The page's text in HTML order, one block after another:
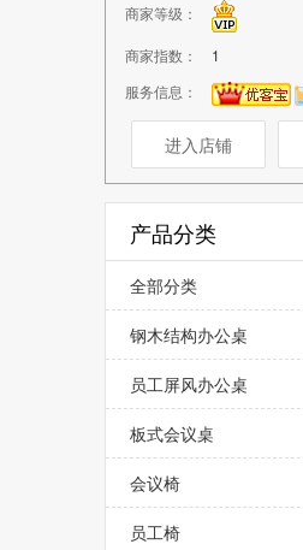
商家等级：
商家指数：
1
服务信息：
进入店铺
产品分类
全部分类
钢木结构办公桌
员工屏风办公桌
板式会议桌
会议椅
员工椅